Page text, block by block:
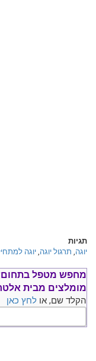
תגיות
יוגה, תרגול יוגה,יוגה
מחפש מטפל
מומלצים מבית
הקלד שם, או לחץ כאן